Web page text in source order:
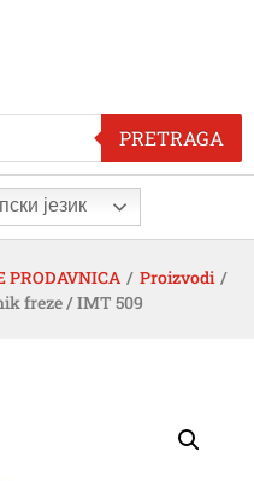
PRETRAGA
језик
/ Proizvodi /
freze / IMT 509